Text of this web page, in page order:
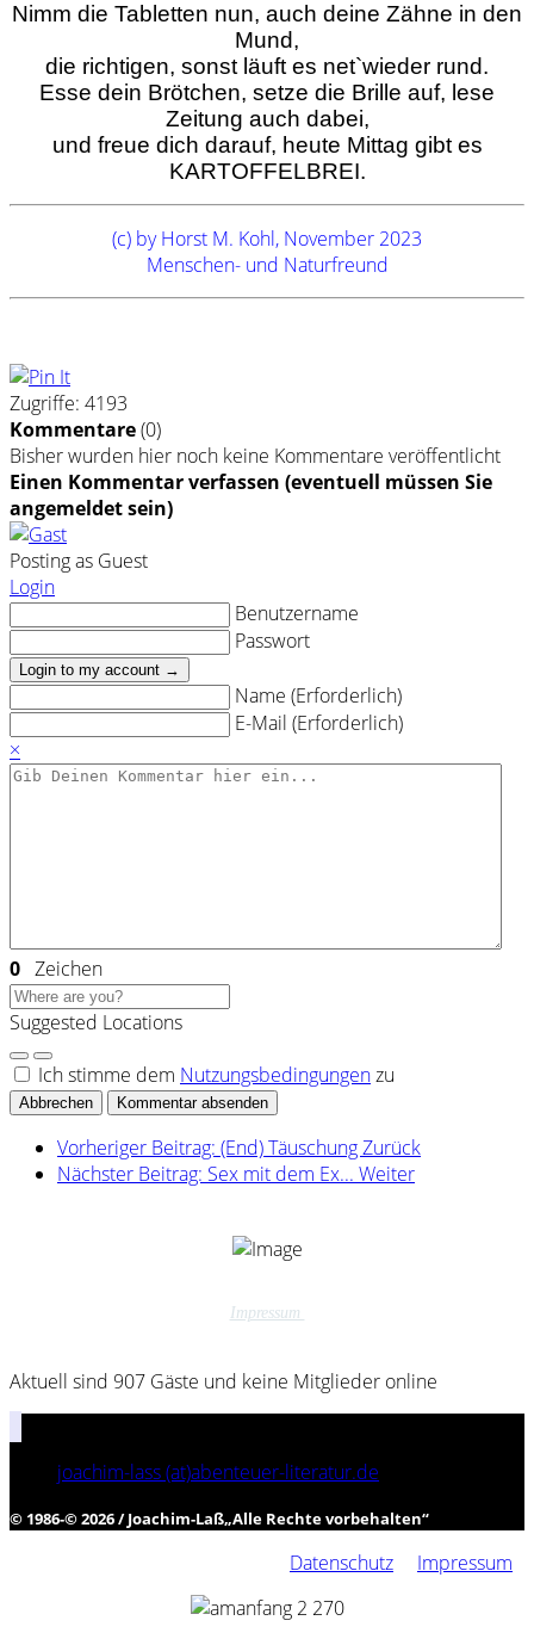
Nimm die Tabletten nun, auch deine Zähne in den
Mund,
die richtigen, sonst läuft es net`wieder rund.
Esse dein Brötchen, setze die Brille auf, lese
Zeitung auch dabei,
und freue dich darauf, heute Mittag gibt es
KARTOFFELBREI.
(c) by Horst M. Kohl, November 2023
Menschen- und Naturfreund
Zugriffe: 4193
Kommentare(0)
Bisher wurden hier noch keine Kommentare veröffentlicht
Einen Kommentar verfassen (eventuell müssen Sie
angemeldet sein)
Posting as Guest
Login
Benutzername
Passwort
Login to my account →
Name (Erforderlich)
E-Mail (Erforderlich)
×
0 Zeichen
Suggested Locations
Ich stimme dem Nutzungsbedingungenzu
Abbrechen Kommentar absenden
Vorheriger Beitrag: (End) TäuschungZurück
Nächster Beitrag: Sex mit dem Ex... Weiter
Impressum
Aktuell sind 907 Gäste und keine Mitglieder online
joachim-lass (at)abenteuer-literatur.de
© 1986-© 2026 / Joachim-Laß„Alle Rechte vorbehalten“
Datenschutz Impressum